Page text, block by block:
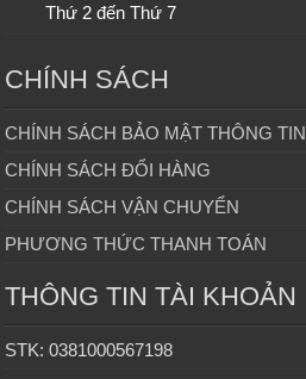
Thứ 2 đến Thứ 7
CHÍNH SÁCH
CHÍNH SÁCH BẢO MẬT THÔNG TIN
CHÍNH SÁCH ĐỔI HÀNG
CHÍNH SÁCH VẬN CHUYỂN
PHƯƠNG THỨC THANH TOÁN
THÔNG TIN TÀI KHOẢN
STK: 0381000567198